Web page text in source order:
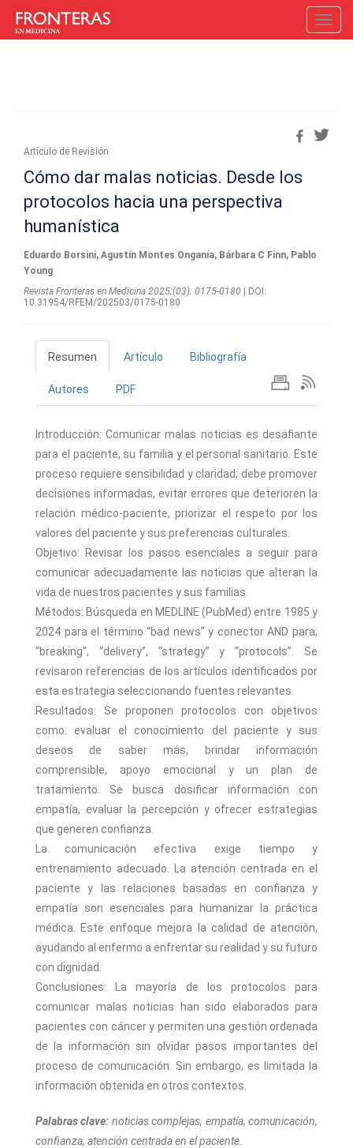
Artí­culo de Revisión
Cómo dar malas noticias. Desde los
protocolos hacia una perspectiva
humanística
Eduardo Borsini, Agustín Montes Onganía, Bárbara C Finn, Pablo
Young
Revista Fronteras en Medicina 2025;(03): 0175-0180 | DOI:
10.31954/RFEM/202503/0175-0180
Resumen Artículo Bibliografía
Autores PDF
Introducción: Comunicar malas noticias es desafiante
para el paciente, su familia y el personal sanitario. Este
proceso requiere sensibilidad y claridad; debe promover
decisiones informadas, evitar errores que deterioren la
relación médico-paciente, priorizar el respeto por los
valores del paciente y sus preferencias culturales.
Objetivo: Revisar los pasos esenciales a seguir para
comunicar adecuadamente las noticias que alteran la
vida de nuestros pacientes y sus familias.
Métodos: Búsqueda en MEDLINE (PubMed) entre 1985 y
2024 para el término “bad news” y conector AND para;
“breaking”, “delivery”, “strategy” y “protocols”. Se
revisaron referencias de los artículos identificados por
esta estrategia seleccionando fuentes relevantes.
Resultados: Se proponen protocolos con objetivos
como: evaluar el conocimiento del paciente y sus
deseos de saber más, brindar información
comprensible, apoyo emocional y un plan de
tratamiento. Se busca dosificar información con
empatía, evaluar la percepción y ofrecer estrategias
que generen confianza.
La comunicación efectiva exige tiempo y
entrenamiento adecuado. La atención centrada en el
paciente y las relaciones basadas en confianza y
empatía son esenciales para humanizar la práctica
médica. Este enfoque mejora la calidad de atención,
ayudando al enfermo a enfrentar su realidad y su futuro
con dignidad.
Conclusiones: La mayoría de los protocolos para
comunicar malas noticias han sido elaborados para
pacientes con cáncer y permiten una gestión ordenada
de la información sin olvidar pasos importantes del
proceso de comunicación. Sin embargo, es limitada la
información obtenida en otros contextos.
Palabras clave: noticias complejas, empatía, comunicación,
confianza, atención centrada en el paciente.